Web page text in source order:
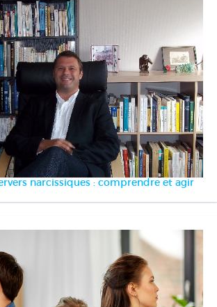
narcissiques : comprendre et agir